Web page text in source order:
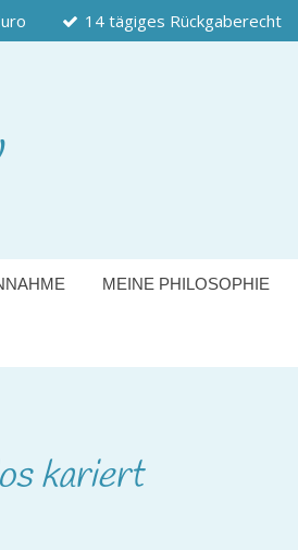
14 tägiges Rückgaberecht
MEINE PHILOSOPHIE
kariert